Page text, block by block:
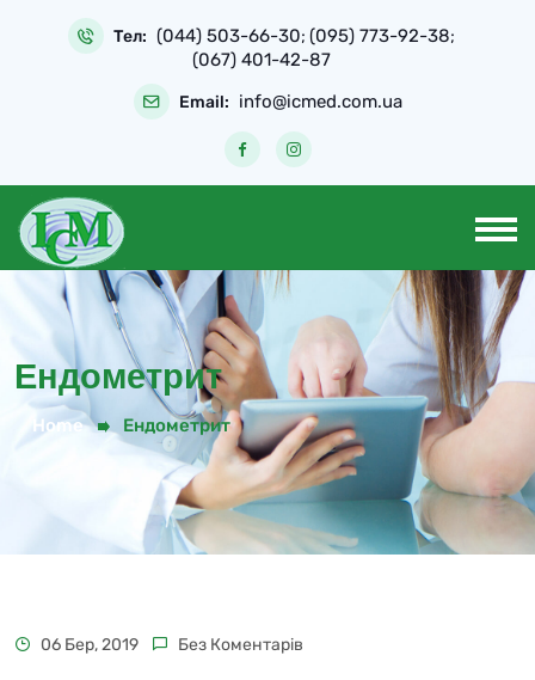
Тел: (044) 503-66-30; (095) 773-92-38;
(067) 401-42-87
Email: info@icmed.com.ua
Ендометрит
Home Ендометрит
06 Бер, 2019 Без Коментарів